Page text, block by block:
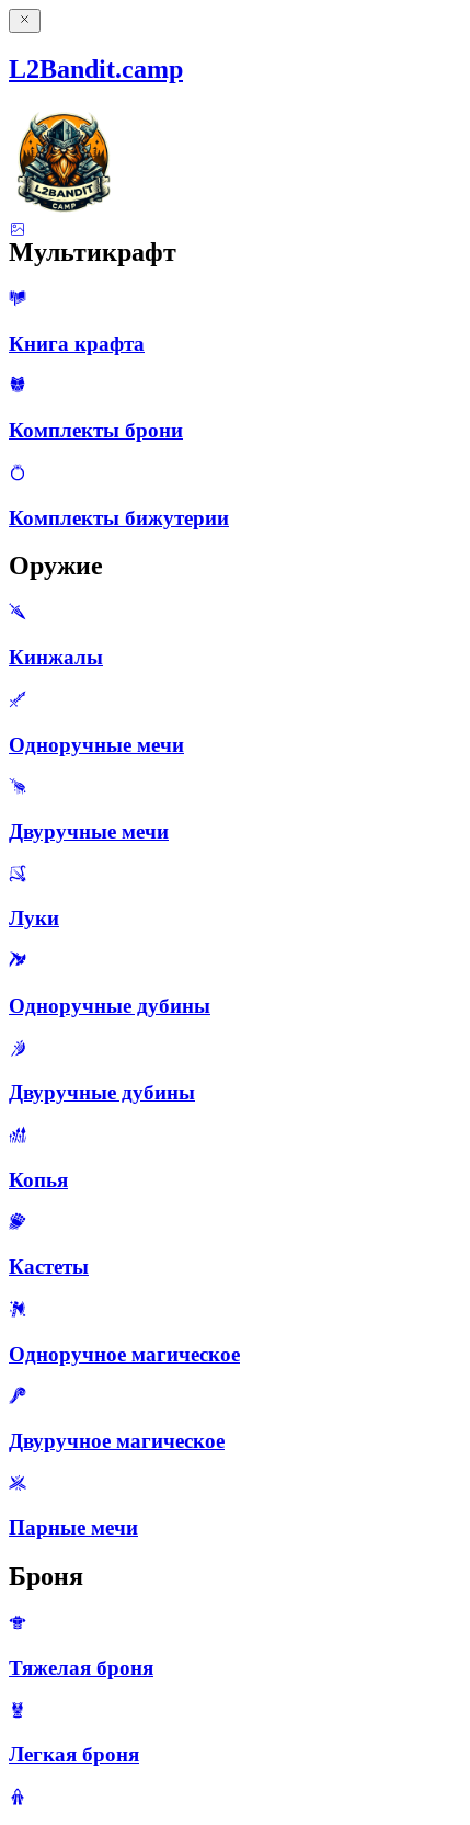
L2Bandit.camp
Мультикрафт
Книга крафта
Комплекты брони
Комплекты бижутерии
Оружие
Кинжалы
Одноручные мечи
Двуручные мечи
Луки
Одноручные дубины
Двуручные дубины
Копья
Кастеты
Одноручное магическое
Двуручное магическое
Парные мечи
Броня
Тяжелая броня
Легкая броня